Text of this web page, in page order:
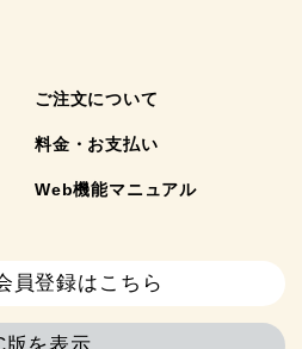
ご注文について
料金・お支払い
Web機能マニュアル
員登録はこちら